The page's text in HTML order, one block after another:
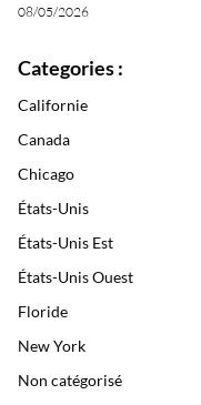
08/05/2026
Categories :
Californie
Canada
Chicago
États-Unis
États-Unis Est
États-Unis Ouest
Floride
New York
Non catégorisé